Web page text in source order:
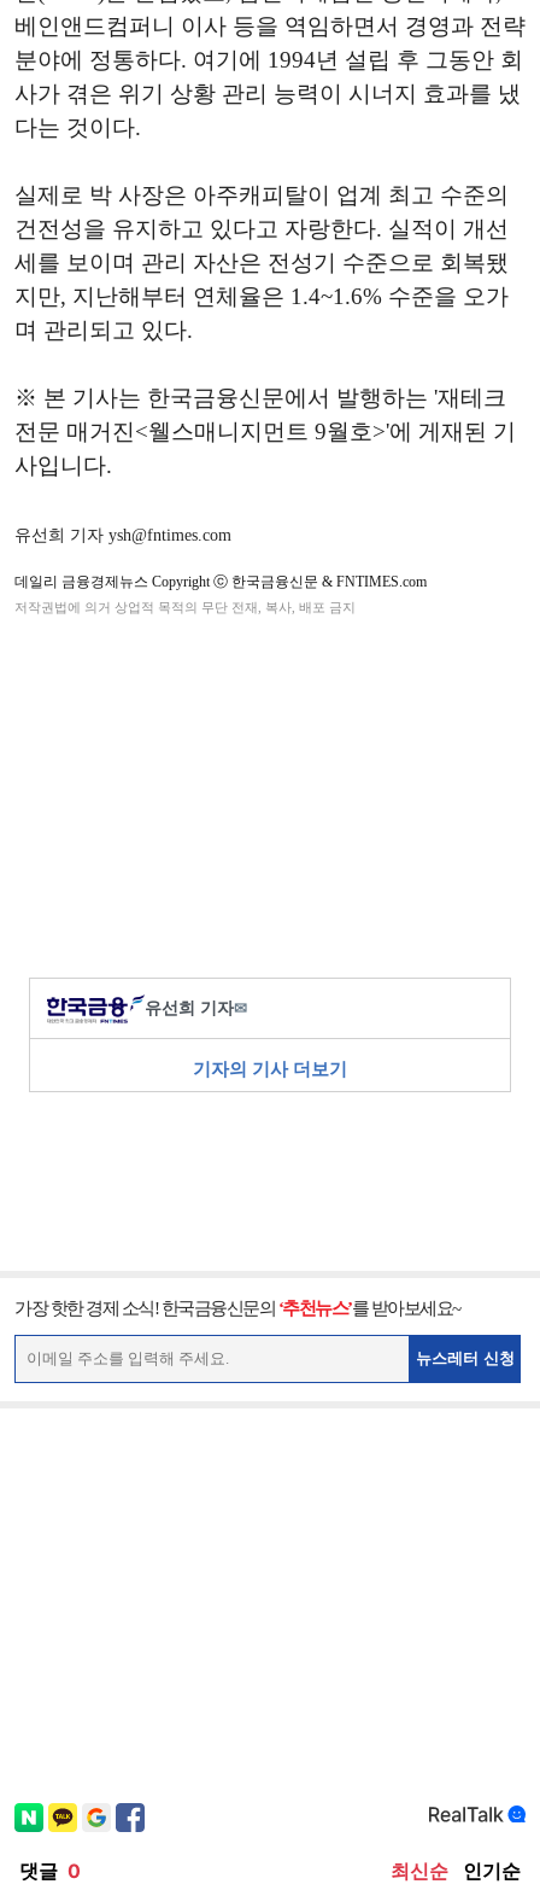
베인앤드컴퍼니 이사 등을 역임하면서 경영과 전략
분야에 정통하다. 여기에 1994년 설립 후 그동안 회
사가 겪은 위기 상황 관리 능력이 시너지 효과를 냈
다는 것이다.
실제로 박 사장은 아주캐피탈이 업계 최고 수준의
건전성을 유지하고 있다고 자랑한다. 실적이 개선
세를 보이며 관리 자산은 전성기 수준으로 회복됐
지만, 지난해부터 연체율은 1.4~1.6% 수준을 오가
며 관리되고 있다.
※ 본 기사는 한국금융신문에서 발행하는 '재테크
전문 매거진<웰스매니지먼트 9월호>'에 게재된 기
사입니다.
유선희 기자 ysh@fntimes.com
데일리 금융경제뉴스 Copyright ⓒ 한국금융신문 & FNTIMES.com
저작권법에 의거 상업적 목적의 무단 전재, 복사, 배포 금지
유선희 기자✉
기자의 기사 더보기
가장 핫한 경제 소식! 한국금융신문의 ‘추천뉴스’를 받아보세요~
뉴스레터 신청